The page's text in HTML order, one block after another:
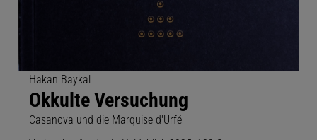
Hakan Baykal
Okkulte Versuchung
Casanova und die Marquise d'Urfé